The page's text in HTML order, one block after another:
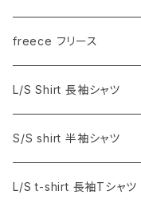
freece フリース
L/S Shirt 長袖シャツ
S/S shirt 半袖シャツ
L/S t-shirt 長袖Tシャツ